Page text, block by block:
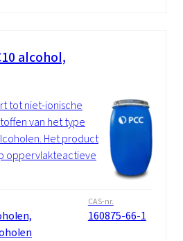
alcohol,
tot niet-ionische
van het type
Het product
oppervlakteactieve
CAS-nr.
160875-66-1